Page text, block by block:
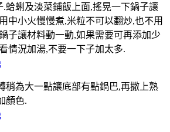
蛤蜊及淡菜鋪飯上面,搖晃一下鍋子讓
中小火慢慢煮,米粒不可以翻炒,也不用
子讓材料動一動,如果需要可再添加少
情況加湯,不要一下子加太多.
稍為大一點讓底部有點鍋巴,再撒上熟
顏色.